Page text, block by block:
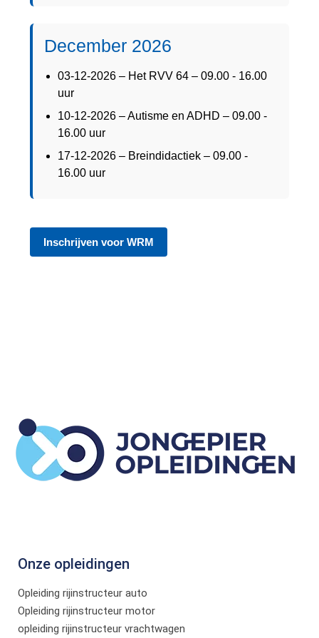
December 2026
03-12-2026 – Het RVV 64 – 09.00 - 16.00
uur
10-12-2026 – Autisme en ADHD – 09.00 -
16.00 uur
17-12-2026 – Breindidactiek – 09.00 -
16.00 uur
Inschrijven voor WRM
Onze opleidingen
Opleiding rijinstructeur auto
Opleiding rijinstructeur motor
opleiding rijinstructeur vrachtwagen